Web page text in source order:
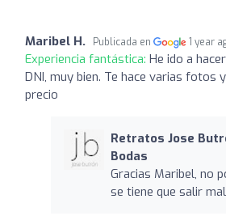
Maribel H. Publicada en 1 year
Experiencia fantástica: He ido a
DNI, muy bien. Te hace varias fotos
precio
Retratos Jose
Bodas
Gracias Maribel, no
se tiene que salir